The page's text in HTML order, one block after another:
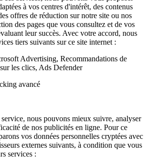
à vos centres d'intérêt, des contenus
offres de réduction sur notre site ou nos
des pages que vous consultez et de vos
leur succès. Avec votre accord, nous
tiers suivants sur ce site internet :
Advertising, Recommandations de
les clics, Ads Defender
avancé
nous pouvons mieux suivre, analyser
de nos publicités en ligne. Pour ce
vos données personnelles cryptées avec
externes suivants, à condition que vous
services :